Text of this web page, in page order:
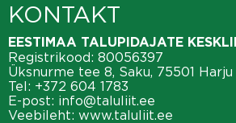
KONTAKT
EESTIMAA TALUPIDAJATE
Registrikood: 80056397
Üksnurme tee 8, Saku, 75501
Tel: +372 604 1783
E-post: info@taluliit.ee
Veebileht: www.taluliit.ee